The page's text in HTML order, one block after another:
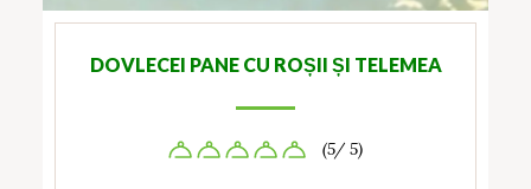
DOVLECEI PANE CU ROȘII ȘI TELEMEA
(5/ 5)